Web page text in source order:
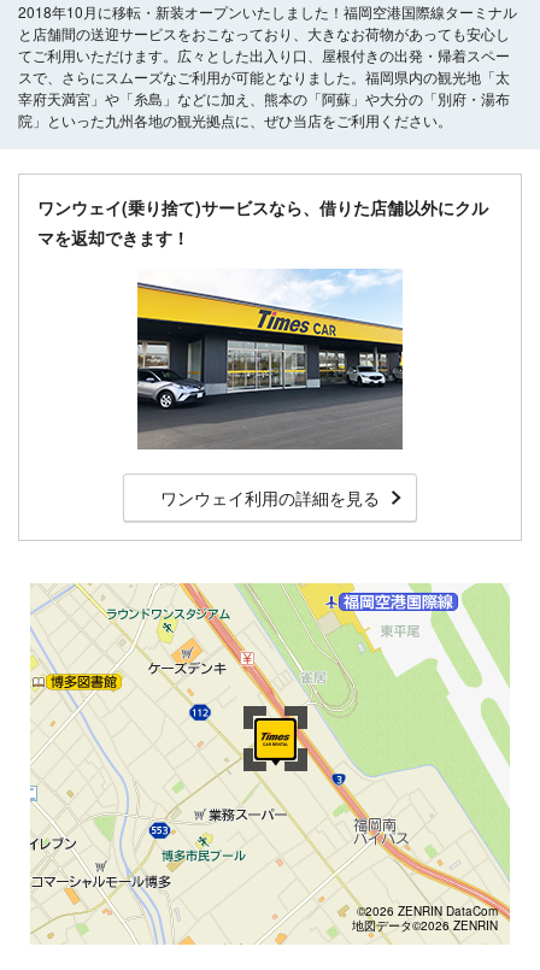
2018年10月に移転・新装オープンいたしました！福岡空港国際線ターミナル
と店舗間の送迎サービスをおこなっており、大きなお荷物があっても安心し
てご利用いただけます。広々とした出入り口、屋根付きの出発・帰着スペー
スで、さらにスムーズなご利用が可能となりました。福岡県内の観光地「太
宰府天満宮」や「糸島」などに加え、熊本の「阿蘇」や大分の「別府・湯布
院」といった九州各地の観光拠点に、ぜひ当店をご利用ください。
ワンウェイ(乗り捨て)サービスなら、借りた店舗以外にクル
マを返却できます！
ワンウェイ利用の詳細を見る
©2026 ZENRIN DataCom
地図データ©2026 ZENRIN